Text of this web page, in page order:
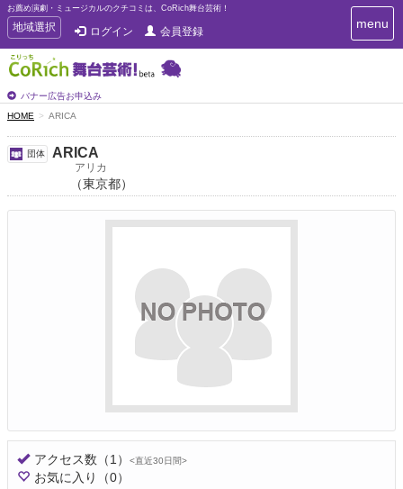
お薦め演劇・ミュージカルのクチコミは、CoRich舞台芸術！
T
o
g
g
e
n
a
v
i
a
t
地域選択 ログイン 会員登録
バナー広告お申込み
T
o
menu
HOME ARICA
団体 ARICA
アリカ
（東京都）
アクセス数 （1） <直近30日間>
お気に入り （0）